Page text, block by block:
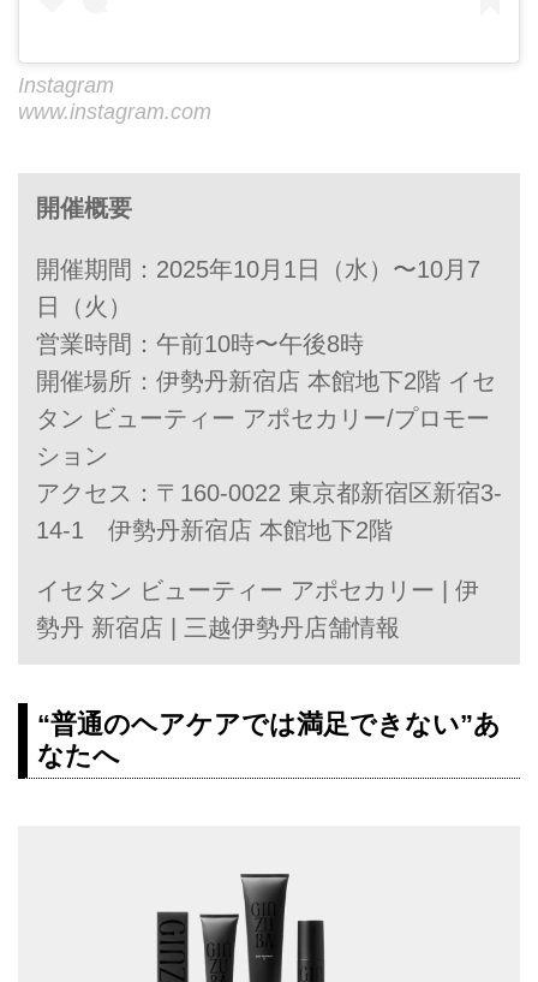
Instagram
www.instagram.com
開催概要
開催期間：2025年10月1日（水）〜10月7
日（火）
営業時間：午前10時〜午後8時
開催場所：伊勢丹新宿店 本館地下2階 イセ
タン ビューティー アポセカリー/プロモー
ション
アクセス：〒160-0022 東京都新宿区新宿3-
14-1 伊勢丹新宿店 本館地下2階
イセタン ビューティー アポセカリー | 伊
勢丹 新宿店 | 三越伊勢丹店舗情報
“普通のヘアケアでは満足できない”あ
なたへ